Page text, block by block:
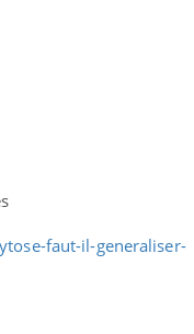
faut-il-generaliser-